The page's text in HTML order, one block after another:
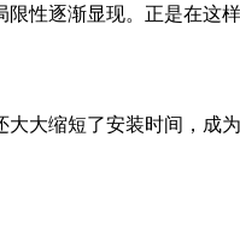
性逐渐显现。正是在这
大缩短了安装时间，成